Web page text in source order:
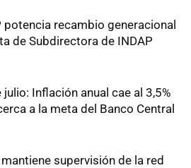
potencia recambio generacional
de Subdirectora de INDAP
julio: Inflación anual cae al 3,5%
a la meta del Banco Central
supervisión de la red